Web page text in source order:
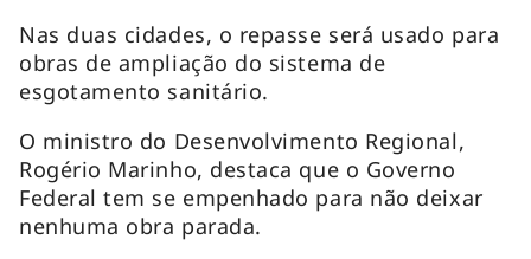
Nas duas cidades, o repasse será usado para
obras de ampliação do sistema de
esgotamento sanitário.
O ministro do Desenvolvimento Regional,
Rogério Marinho, destaca que o Governo
Federal tem se empenhado para não deixar
nenhuma obra parada.